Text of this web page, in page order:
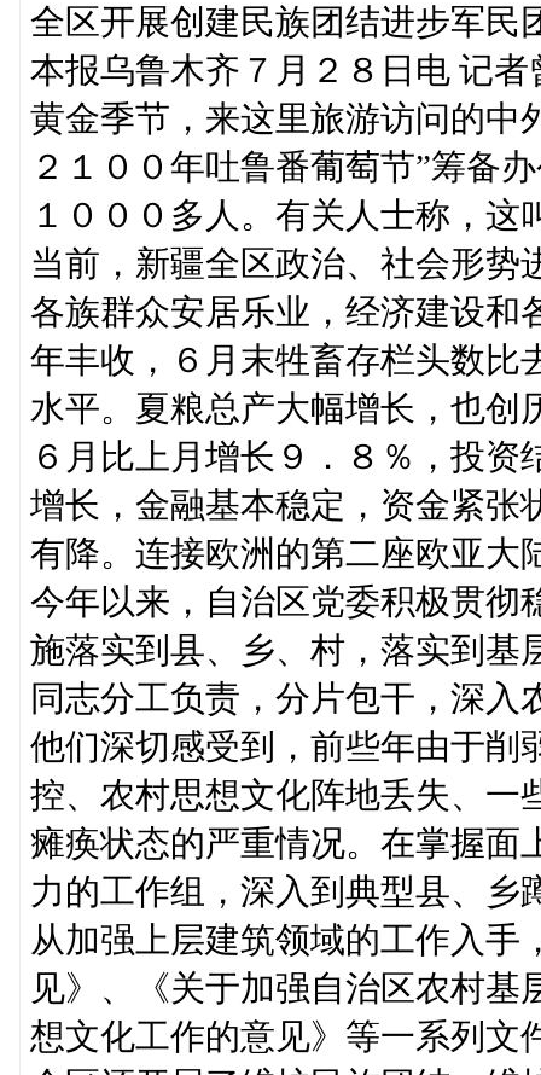
全区开展创建民族团结进步军民
本报乌鲁木齐７月２８日电 记
黄金季节，来这里旅游访问的中
２１００年吐鲁番葡萄节”筹备
１０００多人。有关人士称，这
当前，新疆全区政治、社会形势
各族群众安居乐业，经济建设和
年丰收，６月末牲畜存栏头数比
水平。夏粮总产大幅增长，也创
６月比上月增长９．８％，投
增长，金融基本稳定，资金紧张
有降。连接欧洲的第二座欧亚
今年以来，自治区党委积极贯彻
施落实到县、乡、村，落实到基
同志分工负责，分片包干，深
他们深切感受到，前些年由于削
控、农村思想文化阵地丢失、一
瘫痪状态的严重情况。在掌握面
力的工作组，深入到典型县、乡
从加强上层建筑领域的工作入手
见》、《关于加强自治区农村
想文化工作的意见》等一系列文